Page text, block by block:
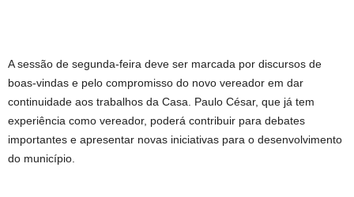
A sessão de segunda-feira deve ser marcada por discursos de
boas-vindas e pelo compromisso do novo vereador em dar
continuidade aos trabalhos da Casa. Paulo César, que já tem
experiência como vereador, poderá contribuir para debates
importantes e apresentar novas iniciativas para o desenvolvimento
do município.